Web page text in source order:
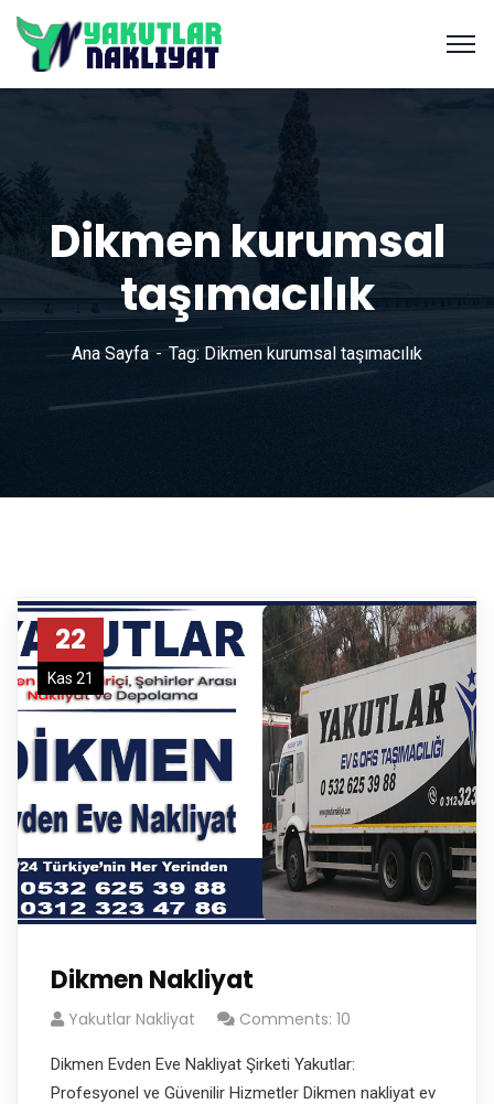
Dikmen kurumsal
taşımacılık
Ana Sayfa Tag: Dikmen kurumsal taşımacılık
22
Kas 21
Dikmen Nakliyat
Yakutlar Nakliyat Comments: 10
Dikmen Evden Eve Nakliyat Şirketi Yakutlar:
Profesyonel ve Güvenilir Hizmetler Dikmen nakliyat ev